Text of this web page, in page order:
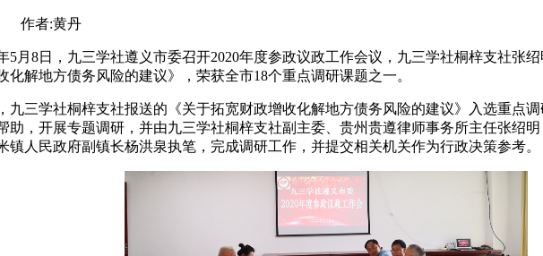
作者:黄丹
5月8日，九三学社遵义市委召开2020年度参政议政工作会议，九三学社桐梓支社张
化解地方债务风险的建议》，荣获全市18个重点调研课题之一。
九三学社桐梓支社报送的《关于拓宽财政增收化解地方债务风险的建议》入选重点
助，开展专题调研，并由九三学社桐梓支社副主委、贵州贵遵律师事务所主任张绍明
镇人民政府副镇长杨洪泉执笔，完成调研工作，并提交相关机关作为行政决策参考。